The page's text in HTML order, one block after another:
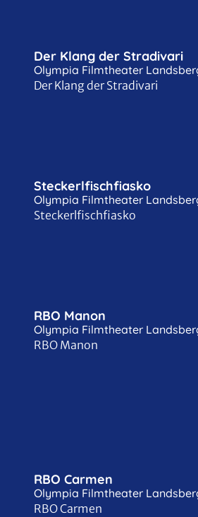
Der Klang der Stradivari
Olympia Filmtheater
Der Klang der Stradivari
Steckerlfischfiasko
Olympia Filmtheater
Steckerlfischfiasko
RBO Manon
Olympia Filmtheater
RBO Manon
RBO Carmen
Olympia Filmtheater
RBO Carmen